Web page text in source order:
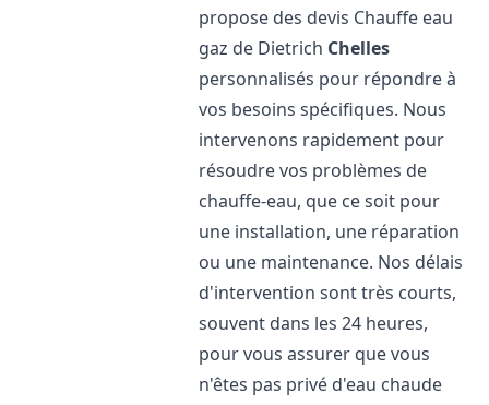
propose des devis Chauffe eau
gaz de Dietrich Chelles
personnalisés pour répondre à
vos besoins spécifiques. Nous
intervenons rapidement pour
résoudre vos problèmes de
chauffe-eau, que ce soit pour
une installation, une réparation
ou une maintenance. Nos délais
d'intervention sont très courts,
souvent dans les 24 heures,
pour vous assurer que vous
n'êtes pas privé d'eau chaude